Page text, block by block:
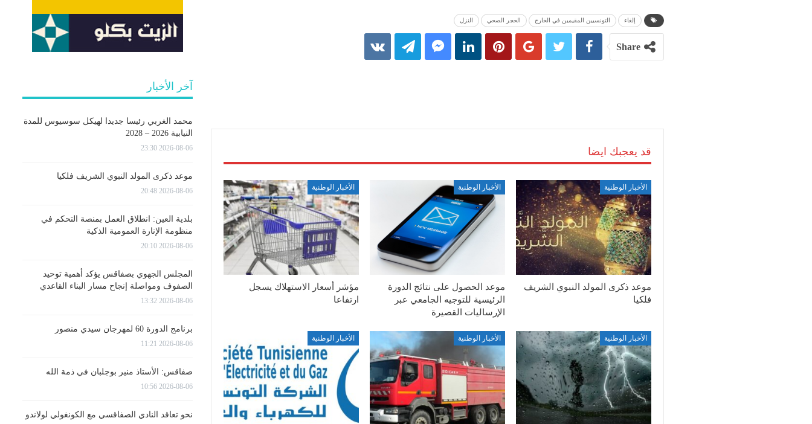
إلغاء التونسيين المقيمين في الخارج الحجر الصحي النزل
Share
قد يعجبك ايضا
الأخبار الوطنية
موعد ذكرى المولد النبوي الشريف
فلكيا
الأخبار الوطنية
موعد الحصول على نتائج الدورة
الرئيسية للتوجيه الجامعي عبر
الإرساليات القصيرة
الأخبار الوطنية
مؤشر أسعار الاستهلاك يسجل
ارتفاعا
الأخبار الوطنية الأخبار الوطنية الأخبار الوطنية
آخر الأخبار
محمد الغربي رئيسا جديدا لهيكل سوسيوس للمدة
النيابية 2026 – 2028
2026-08-06 23:30
موعد ذكرى المولد النبوي الشريف فلكيا
2026-08-06 20:48
بلدية العين: انطلاق العمل بمنصة التحكم في
منظومة الإنارة العمومية الذكية
2026-08-06 20:10
المجلس الجهوي بصفاقس يؤكد أهمية توحيد
الصفوف ومواصلة إنجاح مسار البناء القاعدي
2026-08-06 13:32
برنامج الدورة 60 لمهرجان سيدي منصور
2026-08-06 11:21
صفاقس: الأستاذ منير بوجلبان في ذمة الله
2026-08-06 10:56
نحو تعاقد النادي الصفاقسي مع الكونغولي لولاندو